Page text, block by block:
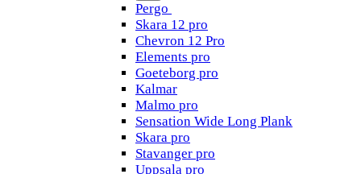
Pergo
Skara 12 pro
Chevron 12 Pro
Elements pro
Goeteborg pro
Kalmar
Malmo pro
Sensation Wide Long Plank
Skara pro
Stavanger pro
Uppsala pro